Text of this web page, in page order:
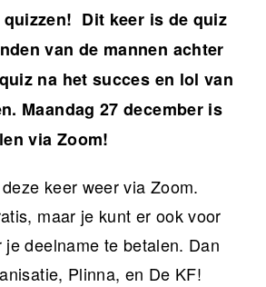
quizzen! Dit keer is de quiz
van de mannen achter
na het succes en lol van
Maandag 27 december is
via Zoom!
keer weer via Zoom.
maar je kunt er ook voor
je deelname te betalen. Dan
Plinna, en De KF!